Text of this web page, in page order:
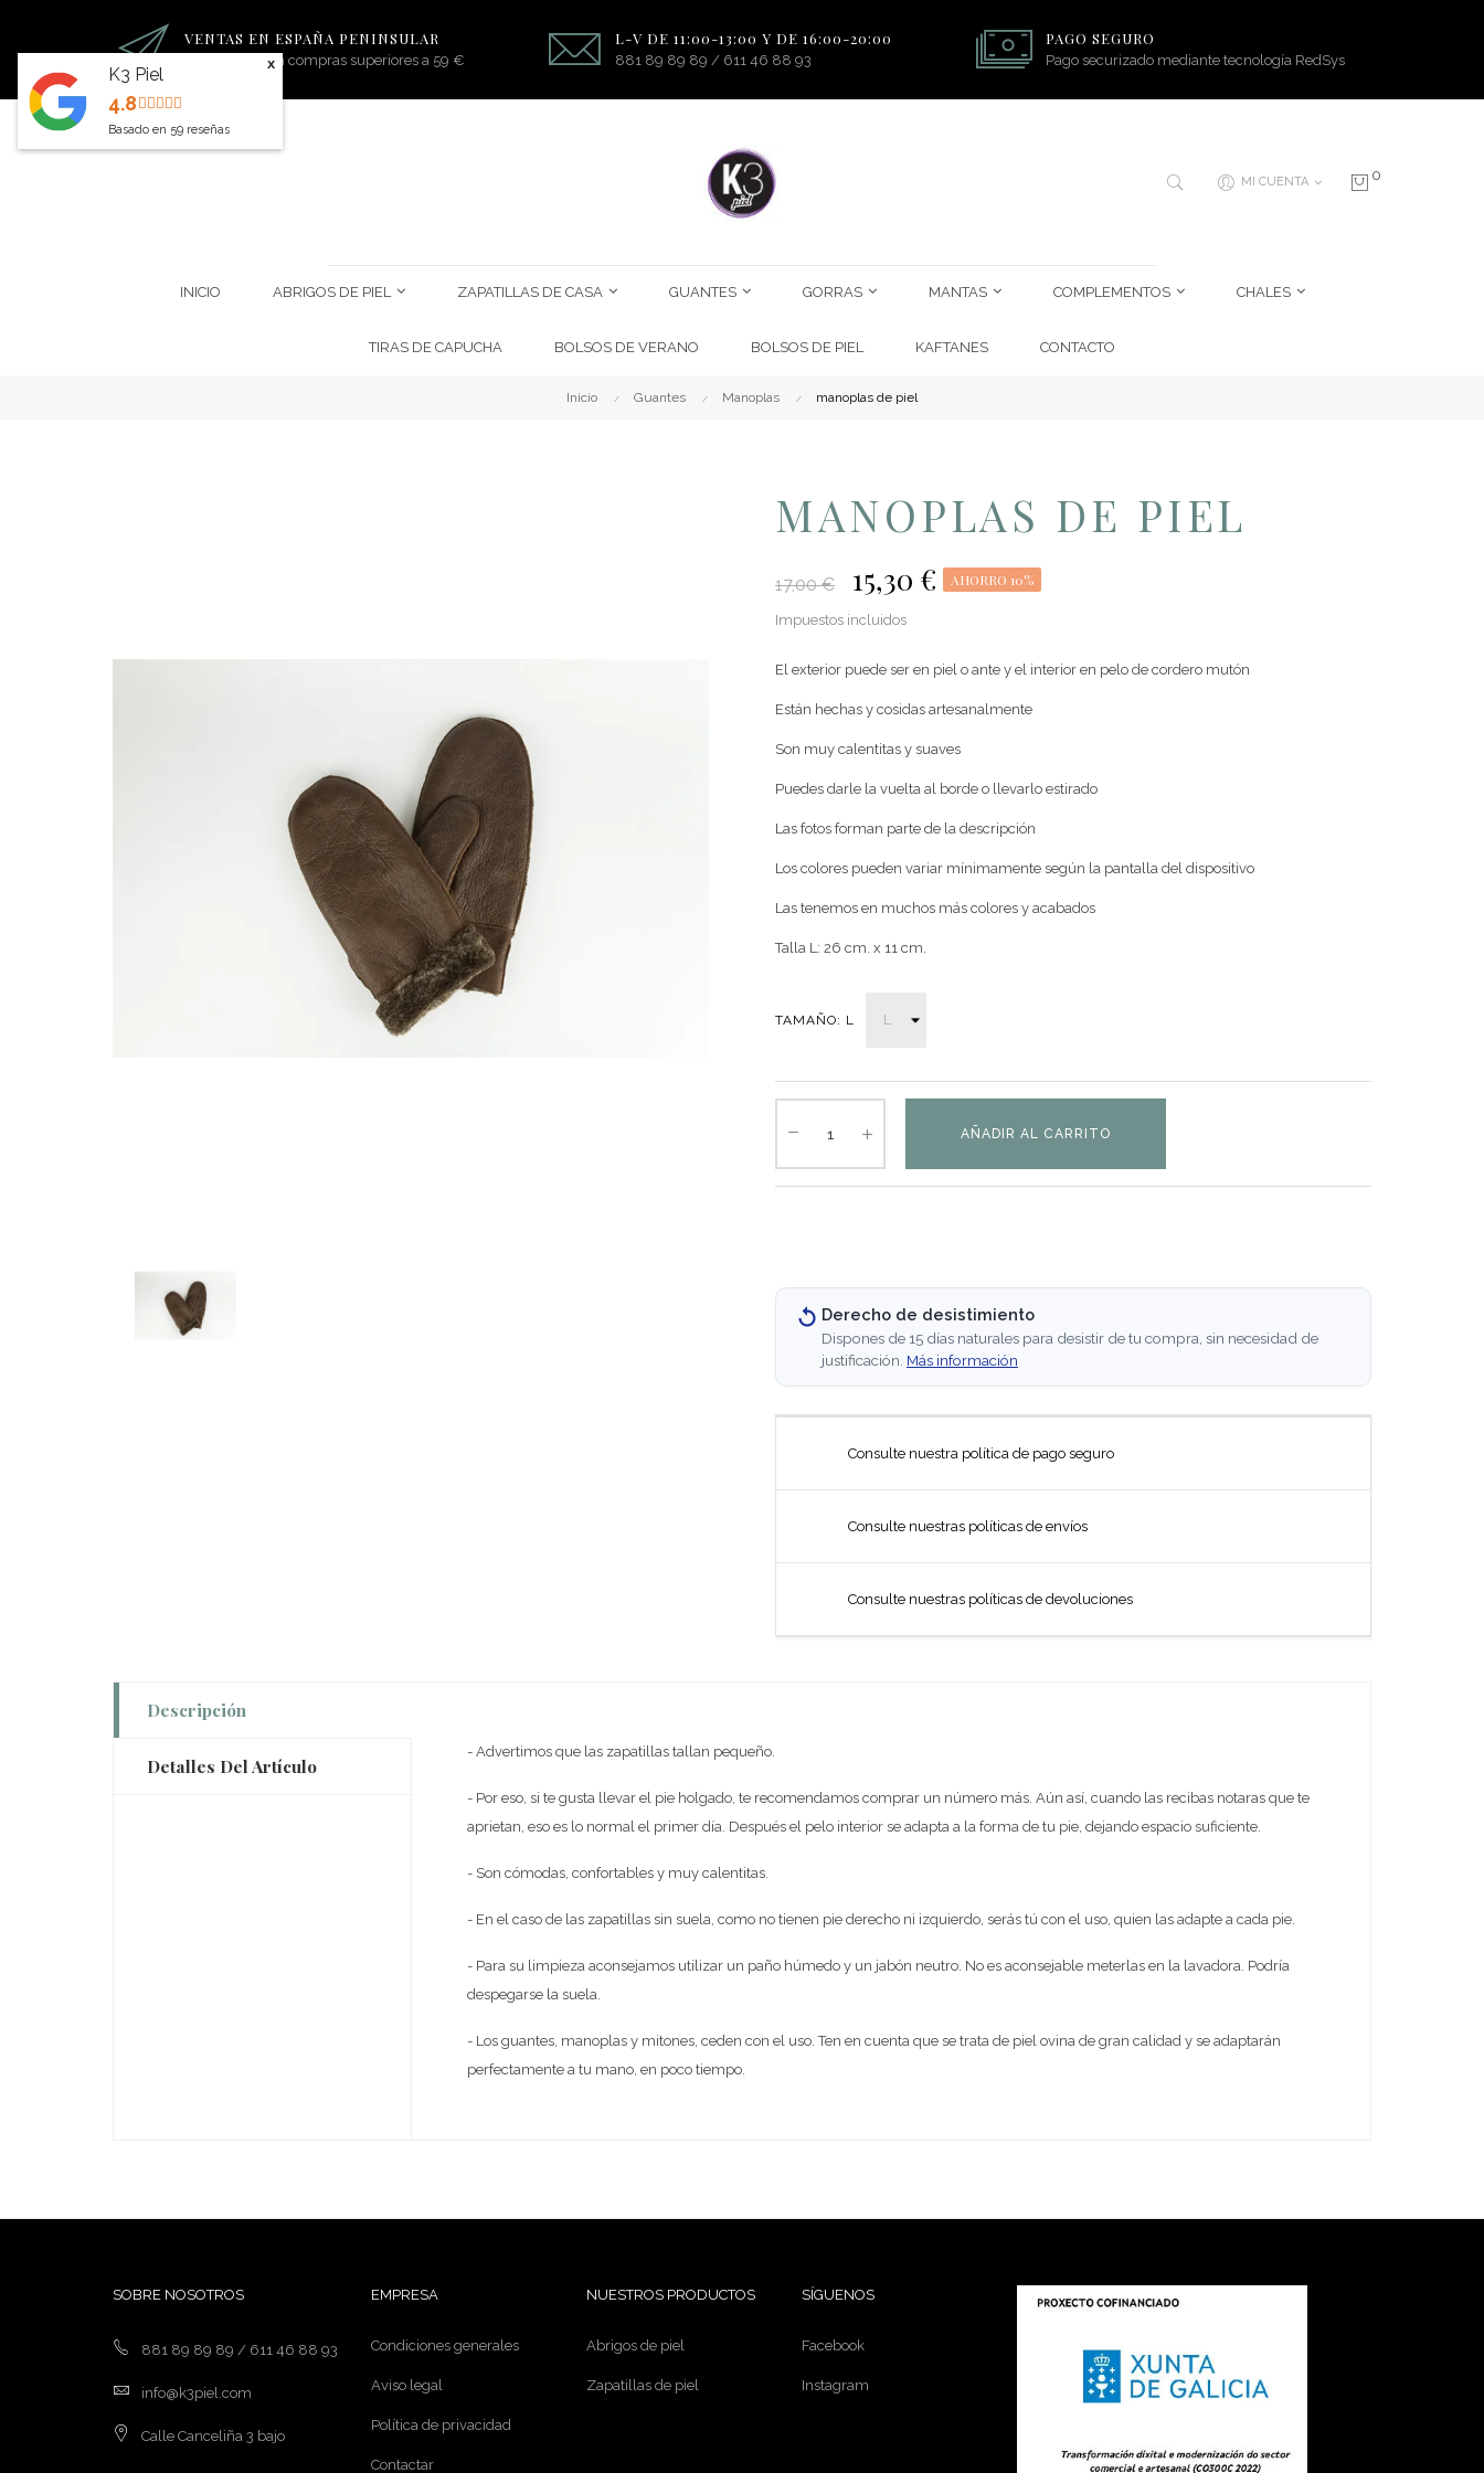
VENTAS EN ESPAÑA PENINSULAR
Portes gratis en compras superiores a 59 €
L-V DE 11:00-13:00 Y DE 16:00-20:00
881 89 89 89 / 611 46 88 93
PAGO SEGURO
Pago securizado mediante tecnología RedSys
MI CUENTA 0
INICIO ABRIGOS DE PIEL ZAPATILLAS DE CASA GUANTES GORRAS MANTAS COMPLEMENTOS CHALES
TIRAS DE CAPUCHA BOLSOS DE VERANO BOLSOS DE PIEL KAFTANES CONTACTO
Inicio Guantes Manoplas manoplas de piel
MANOPLAS DE PIEL
17,00 € 15,30 € AHORRO 10%
Impuestos incluidos
El exterior puede ser en piel o ante y el interior en pelo de cordero mutón
Están hechas y cosidas artesanalmente
Son muy calentitas y suaves
Puedes darle la vuelta al borde o llevarlo estirado
Las fotos forman parte de la descripción
Los colores pueden variar mínimamente según la pantalla del dispositivo
Las tenemos en muchos más colores y acabados
Talla L: 26 cm. x 11 cm.
TAMAÑO: L
AÑADIR AL CARRITO
Derecho de desistimiento
Dispones de 15 días naturales para desistir de tu compra, sin necesidad de
justificación. Más información
Consulte nuestra política de pago seguro
Consulte nuestras políticas de envíos
Consulte nuestras políticas de devoluciones
Descripción
Detalles Del Artículo
- Advertimos que las zapatillas tallan pequeño.
- Por eso, si te gusta llevar el pie holgado, te recomendamos comprar un número más. Aún así, cuando las recibas notaras que te
aprietan, eso es lo normal el primer día. Después el pelo interior se adapta a la forma de tu pie, dejando espacio suficiente.
- Son cómodas, confortables y muy calentitas.
- En el caso de las zapatillas sin suela, como no tienen pie derecho ni izquierdo, serás tú con el uso, quien las adapte a cada pie.
- Para su limpieza aconsejamos utilizar un paño húmedo y un jabón neutro. No es aconsejable meterlas en la lavadora. Podría
despegarse la suela.
- Los guantes, manoplas y mitones, ceden con el uso. Ten en cuenta que se trata de piel ovina de gran calidad y se adaptarán
perfectamente a tu mano, en poco tiempo.
SOBRE NOSOTROS
881 89 89 89 / 611 46 88 93
info@k3piel.com
Calle Canceliña 3 bajo
EMPRESA
Condiciones generales
Aviso legal
Política de privacidad
Contactar
NUESTROS PRODUCTOS
Abrigos de piel
Zapatillas de piel
SÍGUENOS
Facebook
Instagram
K3 Piel
4.8
Basado en 59 reseñas
x